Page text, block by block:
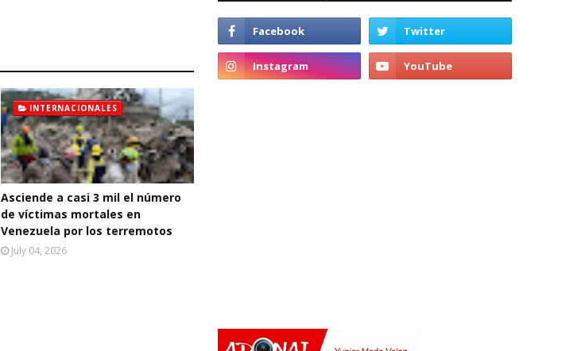
INTERNACIONALES
Asciende a casi 3 mil el número
de víctimas mortales en
Venezuela por los terremotos
July 04, 2026